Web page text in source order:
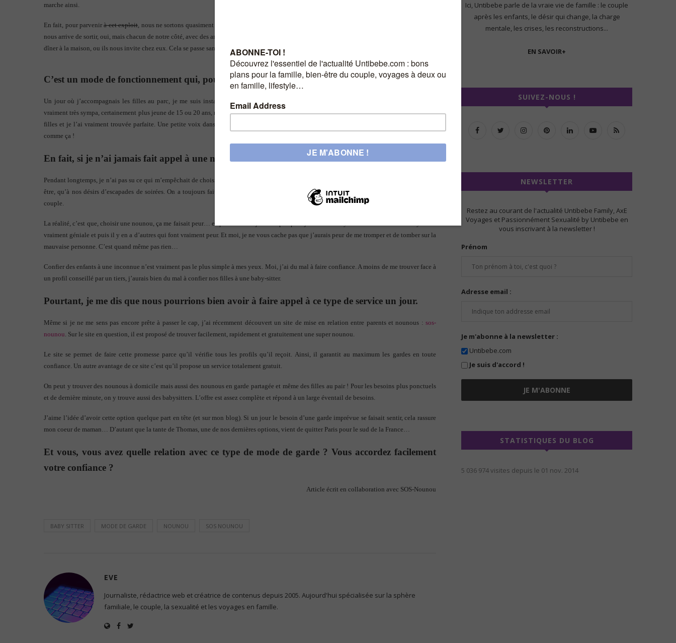
marche ainsi.
En fait, pour parvenirà cet exploit, nous ne sortons quasiment jamais en amoureux (sauf les rares fois où mes beaux-parents sont à la maison). Il
nous arrive de sortir, oui, mais chacun de notre côté, avec des amis à nous et rien qu’à nous. Nos amis communs, nous les invitons généralement à
dîner à la maison, ou ils nous invite chez eux. Cela se passe sans doute comme ça parce que, eux aussi, ont des enfants.
C’est un mode de fonctionnement qui, pour l’instant fonctionne bien… mais jusqu’à quand ?
Un jour où j’accompagnais les filles au parc, je me suis installée sur un banc, à côté de la nounou des copines jumelles d’Emma. Une fille
vraiment très sympa, certainement plus jeune de 15 ou 20 ans, mais très sérieuse, attentionnée et pleine d’énergie… Je la voyais oeuvrer avec les
filles et je l’ai vraiment trouvée parfaite. Une petite voix dans ma tête m’a d’ailleurs soufflé que si je devais avoir une nounou, je la voudrais
comme ça !
En fait, si je n’ai jamais fait appel à une nounou, c’est pour une raison précise.
Pendant longtemps, je n’ai pas su ce qui m’empêchait de choisir une nounou. Notre mode de vie s’adapte finalement à nos filles bien plus, peut-
être, qu’à nos désirs d’escapades de soirées. On a toujours fait en sorte que ça marche ainsi, privilégiant notre rôle de parents à notre rôle de
couple.
La réalité, c’est que, choisir une nounou, ça me faisait peur… et ça me fait toujours un peu peur je dois dire. Il y a des nounous et des babysitters
vraiment géniale et puis il y en a d’autres qui font vraiment peur. Et moi, je ne vous cache pas que j’aurais peur de me tromper et de tomber sur la
mauvaise personne. C’est quand même pas rien…
Confier des enfants à une inconnue n’est vraiment pas le plus simple à mes yeux. Moi, j’ai du mal à faire confiance. A moins de me trouver face à
un profil conseillé par un tiers, j’aurais bien du mal à confier nos filles à une baby-sitter.
Pourtant, je me dis que nous pourrions bien avoir à faire appel à ce type de service un jour.
Même si je ne me sens pas encore prête à passer le cap, j’ai récemment découvert un site de mise en relation entre parents et nounous : sos-
nounou. Sur le site en question, il est proposé de trouver facilement, rapidement et gratuitement une super nounou.
Le site se permet de faire cette promesse parce qu’il vérifie tous les profils qu’il reçoit. Ainsi, il garantit au maximum les gardes en toute
confiance. Un autre avantage de ce site c’est qu’il propose un service totalement gratuit.
On peut y trouver des nounous à domicile mais aussi des nounous en garde partagée et même des filles au pair ! Pour les besoins plus ponctuels
et de dernière minute, on y trouve aussi des babysitters. L’offre est assez complète et répond à un large éventail de besoins.
J’aime l’idée d’avoir cette option quelque part en tête (et sur mon blog). Si un jour le besoin d’une garde imprévue se faisait sentir, cela rassure
mon coeur de maman… D’autant que la tante de Thomas, une de nos dernières options, vient de quitter Paris pour le sud de la France…
Et vous, vous avez quelle relation avec ce type de mode de garde ? Vous accordez facilement
votre confiance ?
Article écrit en collaboration avec SOS-Nounou
BABY SITTER MODE DE GARDE NOUNOU SOS NOUNOU
EVE
Journaliste, rédactrice web et créatrice de contenus depuis 2005. Aujourd'hui spécialisée sur la sphère
familiale, le couple, la sexualité et les voyages en famille.
Ici, Untibebe parle de la vraie vie de famille : le couple
après les enfants, le désir qui change, la charge
mentale, les crises, les reconstructions...
EN SAVOIR+
SUIVEZ-NOUS !
NEWSLETTER
Restez au courant de l'actualité Untibebe Family, AxE
Voyages et Passionnément Sexualité by Untibebe en
vous inscrivant à la newsletter !
Prénom
Adresse email :
Je m'abonne à la newsletter :
Untibebe.com
Je suis d'accord !
STATISTIQUES DU BLOG
5 036 974 visites depuis le 01 nov. 2014